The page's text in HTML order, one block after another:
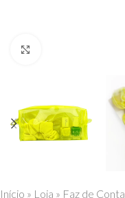
Início » Loja » Faz de Conta